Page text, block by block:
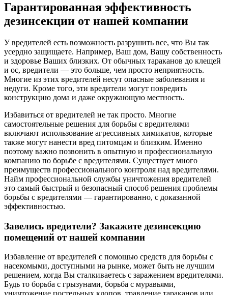
Гарантированная эффективность
дезинсекции от нашей компании
У вредителей есть возможность разрушить все, что Вы так
усердно защищаете. Например, Ваш дом, Вашу собственность
и здоровье Ваших близких. От обычных тараканов до клещей
и ос, вредители — это больше, чем просто неприятность.
Многие из этих вредителей несут опасные заболевания и
недуги. Кроме того, эти вредители могут повредить
конструкцию дома и даже окружающую местность.
Избавиться от вредителей не так просто. Многие
самостоятельные решения для борьбы с вредителями
включают использование агрессивных химикатов, которые
также могут нанести вред питомцам и близким. Именно
поэтому важно позвонить в опытную и профессиональную
компанию по борьбе с вредителями. Существует много
преимуществ профессионального контроля над вредителями.
Найм профессиональной службы уничтожения вредителей
это самый быстрый и безопасный способ решения проблемы
борьбы с вредителями — гарантированно, с доказанной
эффективностью.
Завелись вредители? Закажите дезинсекцию
помещений от нашей компании
Избавление от вредителей с помощью средств для борьбы с
насекомыми, доступными на рынке, может быть не лучшим
решением, когда Вы сталкиваетесь с заражением вредителями.
Будь то борьба с грызунами, борьба с муравьями,